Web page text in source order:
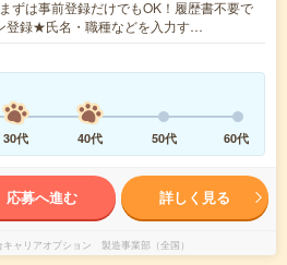
ずは事前登録だけでもOK！履歴書不要で
登録★氏名・職種などを入力す…
30代 40代 50代 60代
応募へ進む 詳しく見る
キャリアオプション 製造事業部（全国）